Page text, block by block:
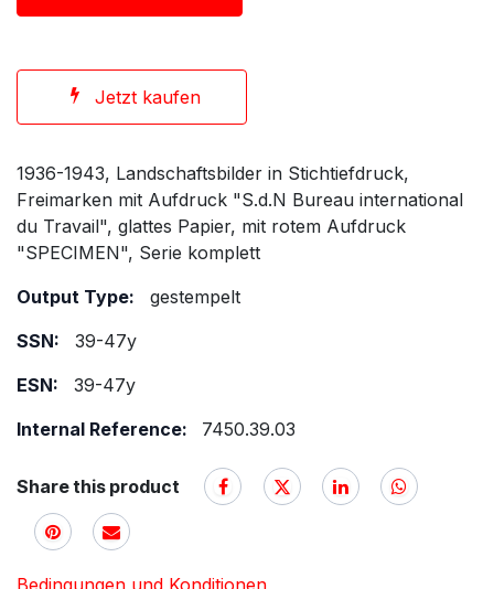
Jetzt kaufen
1936-1943, Landschaftsbilder in Stichtiefdruck,
Freimarken mit Aufdruck "S.d.N Bureau international
du Travail", glattes Papier, mit rotem Aufdruck
"SPECIMEN", Serie komplett
Output Type:
gestempelt
SSN:
39-47y
ESN:
39-47y
Internal Reference:
7450.39.03
Share this product
Bedingungen und Konditionen